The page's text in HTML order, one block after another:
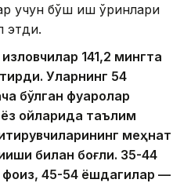
учун бўш иш ўринлари
этди.
141,2 мингта
Уларнинг 54
бўлган фуқаролар
ойларида таълим
меҳнат
билан боғлиқ. 35-44
45-54 ёшдагилар —